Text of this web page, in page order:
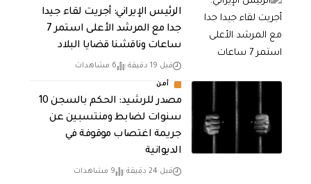
الرئيس الإيراني: أجريت لقاء جيدا
جدا مع المرشد الأعلى استمر 7
ساعات وناقشنا قضايا البلاد
قبل 19 دقيقة 6 مشاهدات
أمن
مصدر للرشيد: الحكم بالسجن 10
سنوات لضابط ومنتسبين عن
جريمة اغتصاب موقوفة في
الديوانية
قبل 24 دقيقة 9 مشاهدات